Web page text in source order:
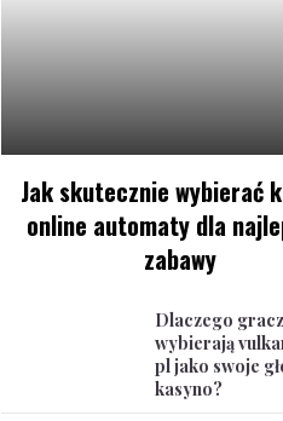
Jak skutecznie wybierać
online automaty dla
zabawy
Dlaczego
wybierają
pl jako swoje
kasyno?